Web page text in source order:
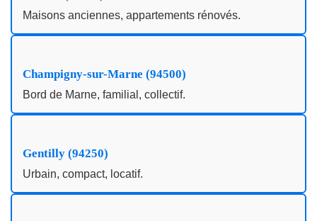
Maisons anciennes, appartements rénovés.
Champigny-sur-Marne (94500)
Bord de Marne, familial, collectif.
Gentilly (94250)
Urbain, compact, locatif.